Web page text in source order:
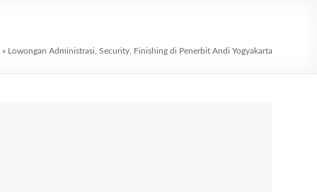
» Lowongan Administrasi, Security, Finishing di Penerbit Andi Yogyakarta